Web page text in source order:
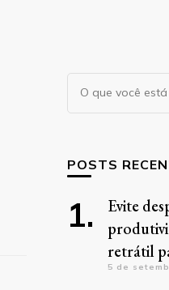
Procurando
algo?
POSTS
Evite
retrátil
5 de